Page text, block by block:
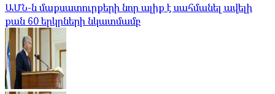
ԱՄՆ-ն մաքսատուրքերի նոր ալիք է սահմանել ավելի
քան 60 երկրների նկատմամբ